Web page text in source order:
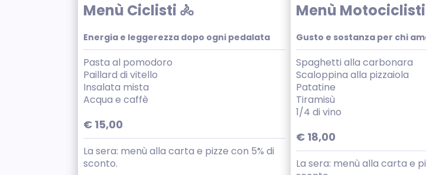
Menù Ciclisti 🚴
Energia e leggerezza dopo ogni pedalata
Pasta al pomodoro
Paillard di vitello
Insalata mista
Acqua e caffè
€ 15,00
La sera: menù alla carta e pizze con 5% di
sconto.
Menù
Gusto e sostanza per chi
Spaghetti alla carbonara
Scaloppina alla pizzaiola
Patatine
Tiramisù
1/4 di vino
€ 18,00
La sera: menù alla carta e